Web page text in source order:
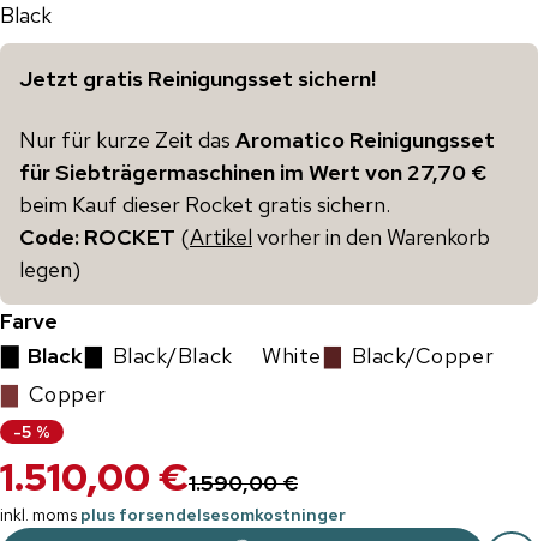
Black
Jetzt gratis Reinigungsset sichern!
Nur für kurze Zeit das Aromatico Reinigungsset
für Siebträgermaschinen im Wert von 27,70 €
beim Kauf dieser Rocket gratis sichern.
Code: ROCKET (Artikel vorher in den Warenkorb
legen)
Farve
▇ Black▇ Black/Black White▇ Black/Copper
▇ Copper
-5 %
1.510,00 €1.590,00 €
inkl. moms plus forsendelsesomkostninger